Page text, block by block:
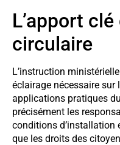
L’apport
circulaire
L’instruction
éclairage nécessaire
applications pratiques
précisément les
conditions d’installation
que les droits des